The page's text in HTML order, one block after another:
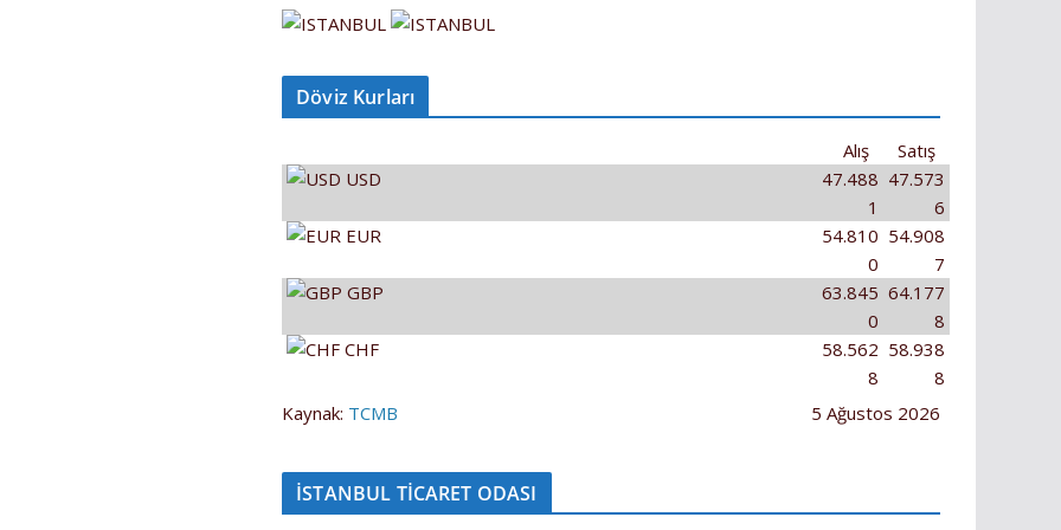
Döviz Kurları
Satış
Alış
USD
47.573
6
47.488
1
EUR
54.908
7
54.810
0
GBP
64.177
8
63.845
0
CHF
58.938
8
58.562
8
Kaynak: TCMB 5 Ağustos 2026
İSTANBUL TİCARET ODASI